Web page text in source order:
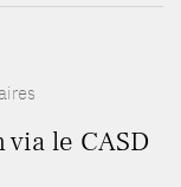
le CASD